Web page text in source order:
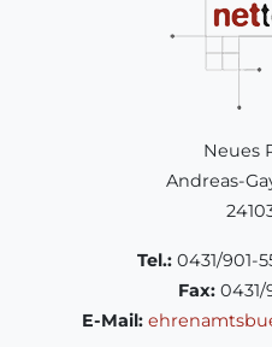
Neues
Andreas-
Tel.:0431/901-
Fax: 0431/
E-Mail: